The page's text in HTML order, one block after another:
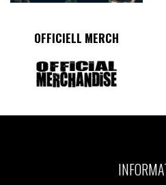
OFFICIELL MERCH